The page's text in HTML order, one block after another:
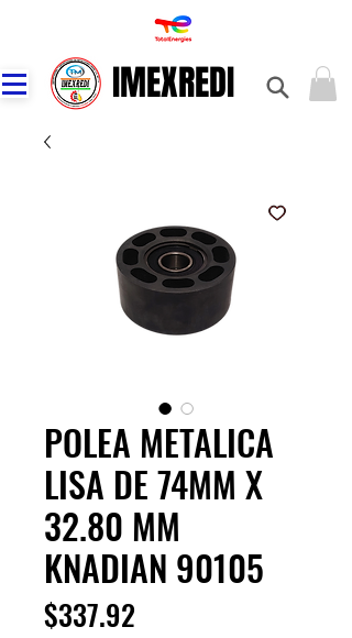
IMEXREDI
IMEXREDI
POLEA METALICA
LISA DE 74MM X
32.80 MM
KNADIAN 90105
$337.92